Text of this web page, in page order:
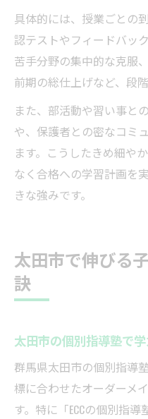
具体的には、授業ごとの
認テストやフィードバッ
苦手分野の集中的な克服
前期の総仕上げなど、段
また、部活動や習い事と
や、保護者との密なコミ
ます。こうしたきめ細や
なく合格への学習計画を
きな強みです。
太田市で伸びる
訣
太田市の個別指導塾で
群馬県太田市の個別指導
標に合わせたオーダーメ
す。特に「ECCの個別指